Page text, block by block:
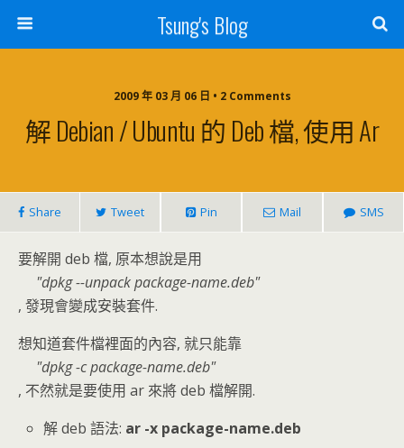
Tsung's Blog
2009 年 03 月 06 日 • 2 Comments
解 Debian / Ubuntu 的 Deb 檔, 使用 Ar
Share Tweet Pin Mail SMS
要解開 deb 檔, 原本想說是用
dpkg --unpack package-name.deb
, 發現會變成安裝套件.
想知道套件檔裡面的內容, 就只能靠
dpkg -c package-name.deb
, 不然就是要使用 ar 來將 deb 檔解開.
解 deb 語法: ar -x package-name.deb